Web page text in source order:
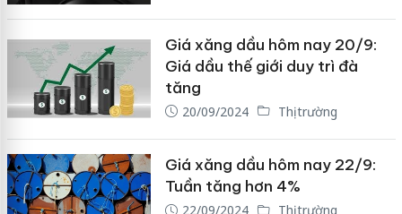
Giá xăng dầu hôm nay 20/9:
Giá dầu thế giới duy trì đà
tăng
20/09/2024 Thị trường
Giá xăng dầu hôm nay 22/9:
Tuần tăng hơn 4%
22/09/2024 Thị trường